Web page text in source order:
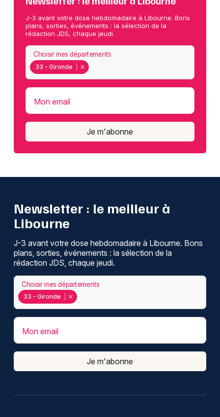
J-3 avant votre dose hebdomadaire à Libourne. Bons
plans, sorties, événements : la sélection de la
rédaction JDS, chaque jeudi.
33 - Gironde
Choisir mes départements
Mon email
Je m'abonne
Newsletter : le meilleur à
Libourne
J-3 avant votre dose hebdomadaire à Libourne. Bons
plans, sorties, événements : la sélection de la
rédaction JDS, chaque jeudi.
33 - Gironde
Choisir mes départements
Mon email
Je m'abonne